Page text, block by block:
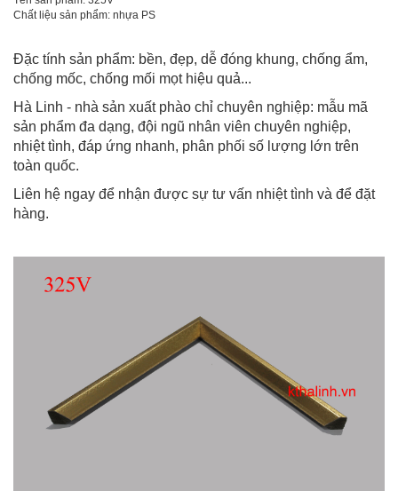
Chất liệu sản phẩm: nhựa PS
Đặc tính sản phẩm: bền, đẹp, dễ đóng khung, chống ẩm,
chống mốc, chống mối mọt hiệu quả...
Hà Linh - nhà sản xuất phào chỉ chuyên nghiệp: mẫu mã
sản phẩm đa dạng, đội ngũ nhân viên chuyên nghiệp,
nhiệt tình, đáp ứng nhanh, phân phối số lượng lớn trên
toàn quốc.
Liên hệ ngay để nhận được sự tư vấn nhiệt tình và để đặt
hàng.